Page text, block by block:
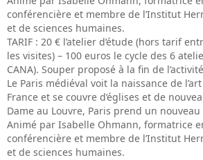
conférencière et membre de l’Institut
et de sciences humaines.
TARIF : 20 € l’atelier d’étude (hors tarif
les visites) – 100 euros le cycle des 6
CANA). Souper proposé à la fin de
Le Paris médiéval voit la naissance de
France et se couvre d’églises et de
Dame au Louvre, Paris prend un nouveau
Animé par Isabelle Ohmann, formatrice
conférencière et membre de l’Institut
et de sciences humaines.